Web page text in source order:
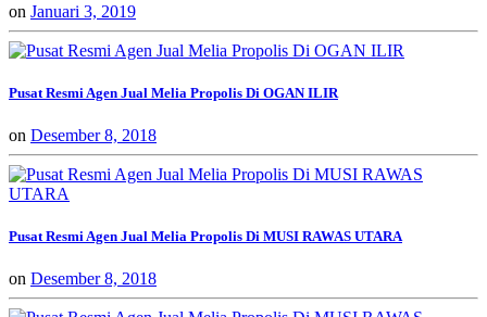
on Januari 3, 2019
Pusat Resmi Agen Jual Melia Propolis Di OGAN ILIR
on Desember 8, 2018
Pusat Resmi Agen Jual Melia Propolis Di MUSI RAWAS UTARA
on Desember 8, 2018